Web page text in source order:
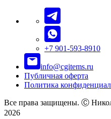
+7 901-593-8910
info@cgitems.ru
Публичная оферта
Политика
Все права защищены. Ⓒ
2026